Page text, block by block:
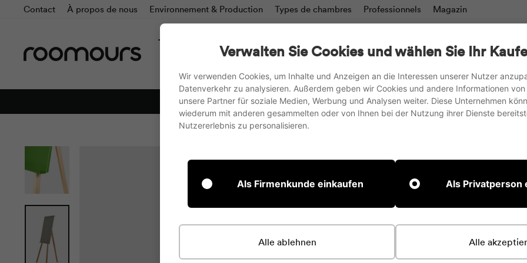
Accédez
contenu
Verwalten Sie Cookies und wählen Sie Ihr
Wir verwenden Cookies, um Inhalte und Anzeigen an die Interessen unserer Nutzer
Datenverkehr zu analysieren. Außerdem geben wir Cookies und andere Informationen von
unsere Partner für soziale Medien, Werbung und Analysen weiter. Diese Unternehmen
wiederum mit anderen gesammelten oder von Ihnen bei der Nutzung ihrer Dienste
Nutzererlebnis zu personalisieren.
Als Firmenkunde einkaufen Als Privatperson
Alle ablehnen Alle
Contact À propos de nous Environnement & Production Types de chambres Professionnels Magazin
Tous les produits
Suspendre
Paiement à l'avance avec 3% de réduction ou achat sur facture
Page d'accueil /
Tableau
trépied
- Le